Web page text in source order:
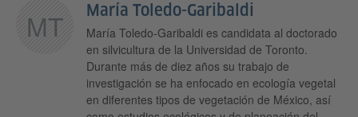
MT María Toledo-Garibaldi
María Toledo-Garibaldi es candidata al doctorado
en silvicultura de la Universidad de Toronto.
Durante más de diez años su trabajo de
investigación se ha enfocado en ecología vegetal
en diferentes tipos de vegetación de México, así